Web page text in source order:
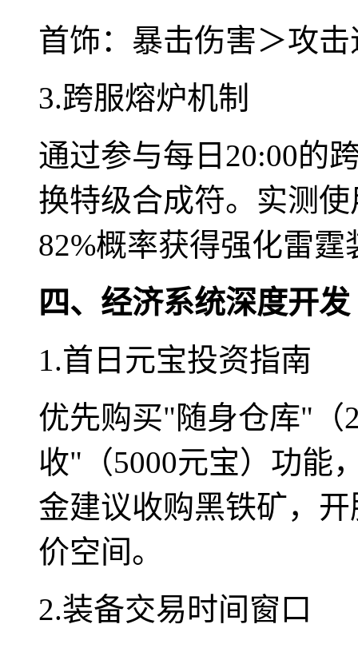
首饰：暴击伤害＞攻
3.跨服熔炉机制
通过参与每日20:00的
换特级合成符。实测
82%概率获得强化雷
四、经济系统深度开发
1.首日元宝投资指南
优先购买"随身仓库"（
收"（5000元宝）功能
金建议收购黑铁矿，
价空间。
2.装备交易时间窗口